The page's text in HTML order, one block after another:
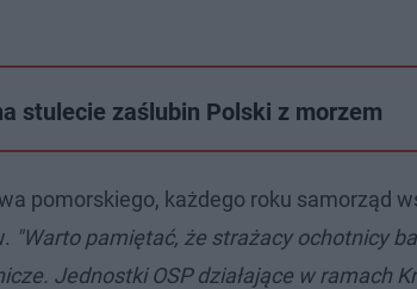
stulecie zaślubin Polski z morzem
pomorskiego, każdego roku samorząd
"Warto pamiętać, że strażacy ochotnicy
Jednostki OSP działające w ramach